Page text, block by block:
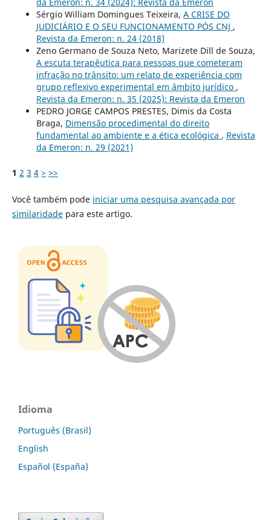
Sérgio William Domingues Teixeira, A CRISE DO
JUDICIÁRIO E O SEU FUNCIONAMENTO PÓS CNJ ,
Revista da Emeron: n. 24 (2018)
Zeno Germano de Souza Neto, Marizete Dill de Souza,
A escuta terapêutica para pessoas que cometeram
infração no trânsito: um relato de experiência com
grupo reflexivo experimental em âmbito jurídico ,
Revista da Emeron: n. 35 (2025): Revista da Emeron
PEDRO JORGE CAMPOS PRESTES, Dimis da Costa
Braga, Dimensão procedimental do direito
fundamental ao ambiente e a ética ecológica , Revista
da Emeron: n. 29 (2021)
1 2 3 4 > >>
Você também pode iniciar uma pesquisa avançada por
similaridadepara este artigo.
Idioma
Português (Brasil)
English
Español (España)